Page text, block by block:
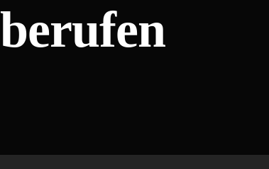
berufen